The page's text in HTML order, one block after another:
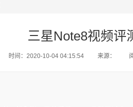
三星Note8视频评
时间：2020-10-04 04:15:54 来源：